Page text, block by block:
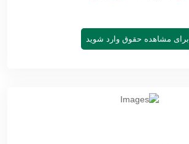
برای مشاهده حقوق وارد شوید